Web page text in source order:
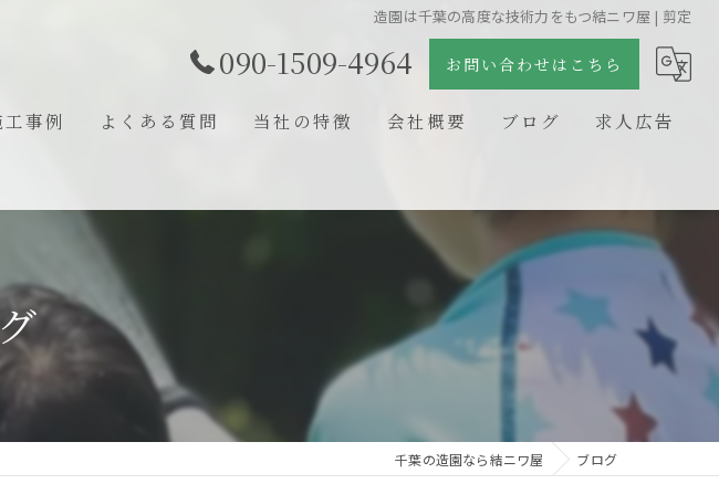
造園は千葉の高度な技術力をもつ結ニワ屋 | 剪定
090-1509-4964 お問い合わせはこちら
工事例 よくある質問 当社の特徴
リフォーム
会社概要 ブログ 求人広告
千葉の造園なら結ニワ屋 ブログ